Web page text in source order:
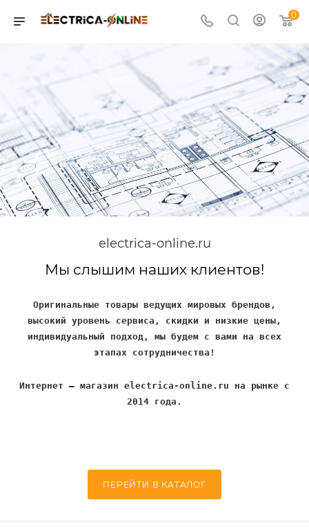
0
electrica-online.ru
Мы слышим наших клиентов!
Оригинальные товары ведущих мировых брендов,
высокий уровень сервиса, скидки и низкие цены,
индивидуальный подход, мы будем с вами на всех
этапах сотрудничества!
Интернет – магазин electrica-online.ru на рынке с
2014 года.
ПЕРЕЙТИ В КАТАЛОГ